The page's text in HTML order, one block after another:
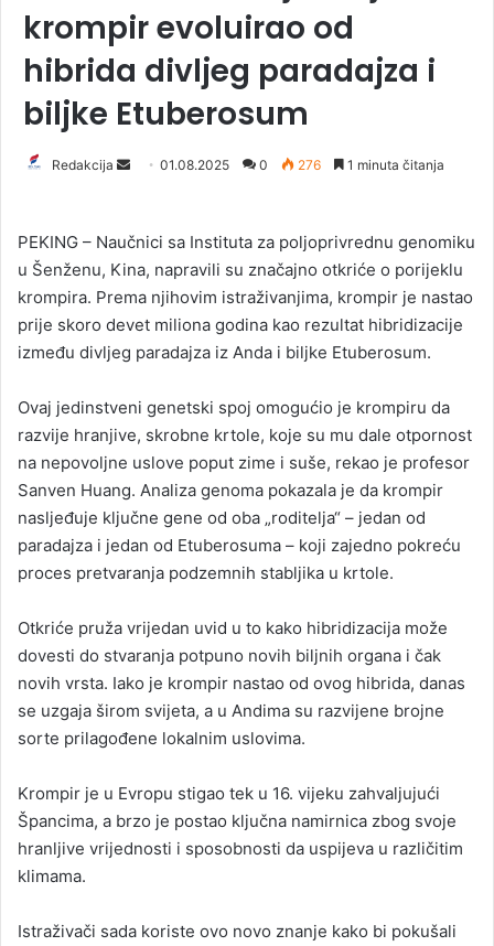
krompir evoluirao od
hibrida divljeg paradajza i
biljke Etuberosum
Redakcija
d
a
n
e
m
i
l
01.08.2025 0 276 1 minuta čitanja
PEKING – Naučnici sa Instituta za poljoprivrednu genomiku
u Šenženu, Kina, napravili su značajno otkriće o porijeklu
krompira. Prema njihovim istraživanjima, krompir je nastao
prije skoro devet miliona godina kao rezultat hibridizacije
između divljeg paradajza iz Anda i biljke Etuberosum.
Ovaj jedinstveni genetski spoj omogućio je krompiru da
razvije hranjive, skrobne krtole, koje su mu dale otpornost
na nepovoljne uslove poput zime i suše, rekao je profesor
Sanven Huang. Analiza genoma pokazala je da krompir
nasljeđuje ključne gene od oba „roditelja“ – jedan od
paradajza i jedan od Etuberosuma – koji zajedno pokreću
proces pretvaranja podzemnih stabljika u krtole.
Otkriće pruža vrijedan uvid u to kako hibridizacija može
dovesti do stvaranja potpuno novih biljnih organa i čak
novih vrsta. Iako je krompir nastao od ovog hibrida, danas
se uzgaja širom svijeta, a u Andima su razvijene brojne
sorte prilagođene lokalnim uslovima.
Krompir je u Evropu stigao tek u 16. vijeku zahvaljujući
Špancima, a brzo je postao ključna namirnica zbog svoje
hranljive vrijednosti i sposobnosti da uspijeva u različitim
klimama.
Istraživači sada koriste ovo novo znanje kako bi pokušali